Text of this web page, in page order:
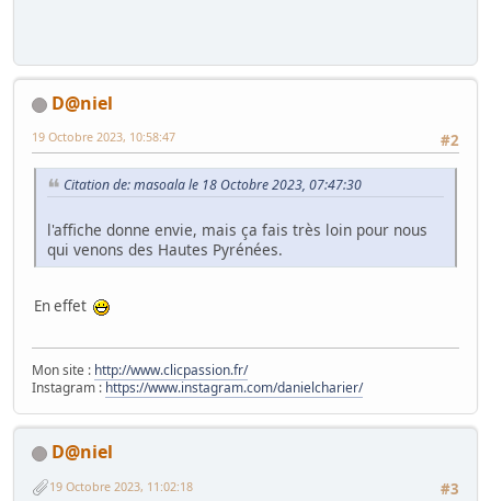
D@niel
#2
19 Octobre 2023, 10:58:47
Citation de: masoala le 18 Octobre 2023, 07:47:30
l'affiche donne envie, mais ça fais très loin pour nous
qui venons des Hautes Pyrénées.
En effet
Mon site : http://www.clicpassion.fr/
Instagram : https://www.instagram.com/danielcharier/
D@niel
#3
19 Octobre 2023, 11:02:18